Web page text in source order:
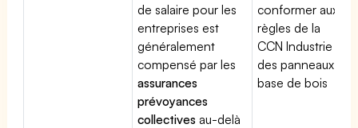
de salaire pour les
entreprises est
généralement
compensé par les
assurances
prévoyances
collectives au-delà
conformer aux
règles de la
CCN Industrie
des panneaux à
base de bois